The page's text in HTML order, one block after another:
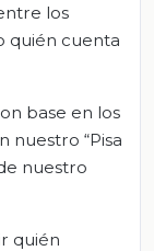
los
quién cuenta
base en los
nuestro “Pisa
nuestro
quién